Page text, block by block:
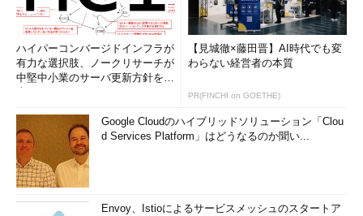
ハイパーコンバージドインフラが
有力な選択肢、ノークリサーチが
中堅中小業のサーバ更新方針を調
【見城徹×藤田晋】AI時代でも変
わらない経営者の本質
PR(FINCHI on GOETHE)
Google Cloudのハイブリッドソリューション「Clou
d Services Platform」はどうなるのか聞い...
Envoy、Istioによるサービスメッシュのスタートア